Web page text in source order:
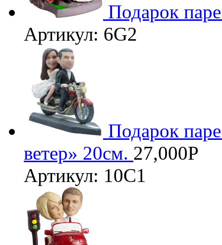
Подарок
Артикул: 6G2
Подарок
ветер» 20см. 27,000Р
Артикул: 10С1